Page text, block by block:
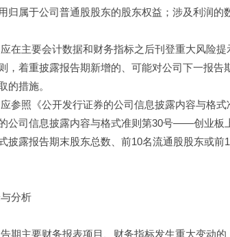
归属于公司普通股股东的股东权益；涉及利润的
要会计数据和财务指标之后刊登重大风险提
，着重披露报告期新增的、可能对公司下一报告
的措施。
《公开发行证券的公司信息披露内容与格式
公司信息披露内容与格式准则第30号——创业板
披露报告期末股东总数、前10名流通股股东或
分析
要财务报表项目、财务指标发生重大变动的